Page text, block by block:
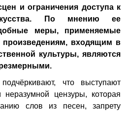
и ограничения доступа к
По мнению ее
меры, применяемые
произведениям, входящим в
культуры, являются
что выступают
неразумной цензуры, которая
слов из песен, запрету